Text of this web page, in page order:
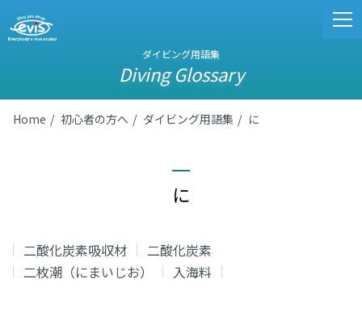
ダイビング用語集
Diving Glossary
Home 初心者の方へ ダイビング用語集 に
に
二酸化炭素吸収材
二酸化炭素
二枚潮（にまいじお）
入海料